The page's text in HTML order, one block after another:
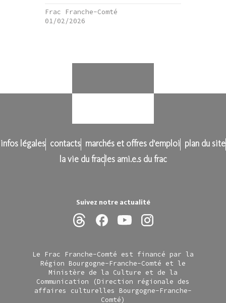
Suivez notre actualité
Frac Franche-Comté
01/02/2026
infos légales contacts marchés et offres d'emploi
plan du site
la vie du frac les ami.e.s du frac
Le Frac Franche-Comté est financé par la
Région Bourgogne-Franche-Comté et le
Ministère de la Culture et de la
Communication (Direction régionale des
affaires culturelles Bourgogne-Franche-
Comté)